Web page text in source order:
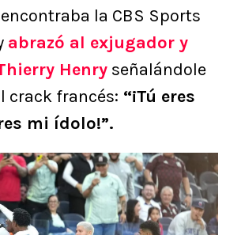
la CBS Sports
abrazó al exjugador y
Henry señalándole
crack francés: “¡Tú eres
mi ídolo!”.